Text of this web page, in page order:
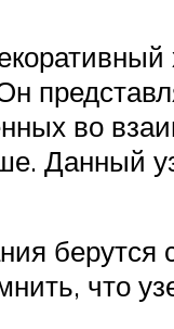
во
Данный
что